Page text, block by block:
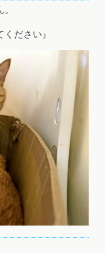
ださい』